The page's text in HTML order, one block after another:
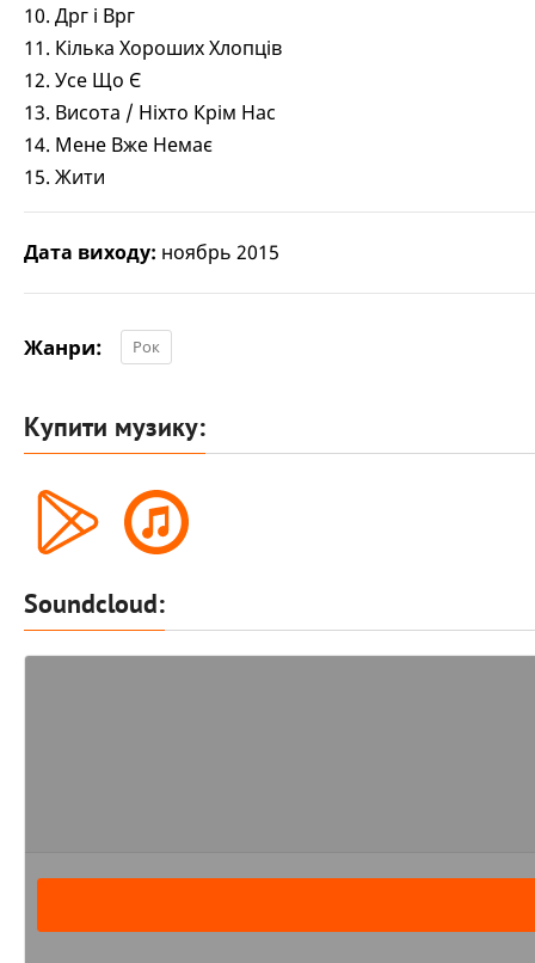
10. Дрг і Врг
11. Кілька Хороших Хлопців
12. Усе Що Є
13. Висота / Ніхто Крім Нас
14. Мене Вже Немає
15. Жити
Дата виходу: ноябрь 2015
Жанри: Рок
Купити музику:
Soundcloud: